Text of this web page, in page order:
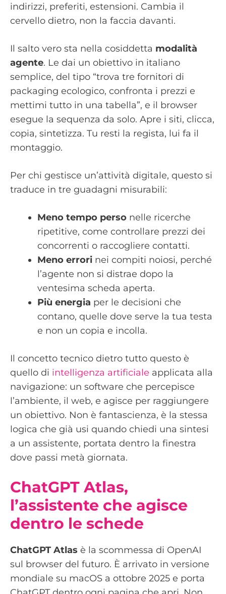
indirizzi, preferiti, estensioni. Cambia il
cervello dietro, non la faccia davanti.
Il salto vero sta nella cosiddetta modalità
agente. Le dai un obiettivo in italiano
semplice, del tipo “trova tre fornitori di
packaging ecologico, confronta i prezzi e
mettimi tutto in una tabella”, e il browser
esegue la sequenza da solo. Apre i siti, clicca,
copia, sintetizza. Tu resti la regista, lui fa il
montaggio.
Per chi gestisce un’attività digitale, questo si
traduce in tre guadagni misurabili:
Meno tempo perso nelle ricerche
ripetitive, come controllare prezzi dei
concorrenti o raccogliere contatti.
Meno errori nei compiti noiosi, perché
l’agente non si distrae dopo la
ventesima scheda aperta.
Più energia per le decisioni che
contano, quelle dove serve la tua testa
e non un copia e incolla.
Il concetto tecnico dietro tutto questo è
quello di intelligenza artificiale applicata alla
navigazione: un software che percepisce
l’ambiente, il web, e agisce per raggiungere
un obiettivo. Non è fantascienza, è la stessa
logica che già usi quando chiedi una sintesi
a un assistente, portata dentro la finestra
dove passi metà giornata.
ChatGPT Atlas,
l’assistente che agisce
dentro le schede
ChatGPT Atlas è la scommessa di OpenAI
sul browser del futuro. È arrivato in versione
mondiale su macOS a ottobre 2025 e porta